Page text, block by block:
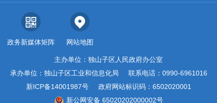
政务新媒体矩阵 网站地图
主办单位：独山子区人民政府办公室
承办单位：独山子区工业和信息化局
联系电话：0990-6961016
新ICP备14001987号
政府网站标识码：6502020001
新公网安备 65020202000002号